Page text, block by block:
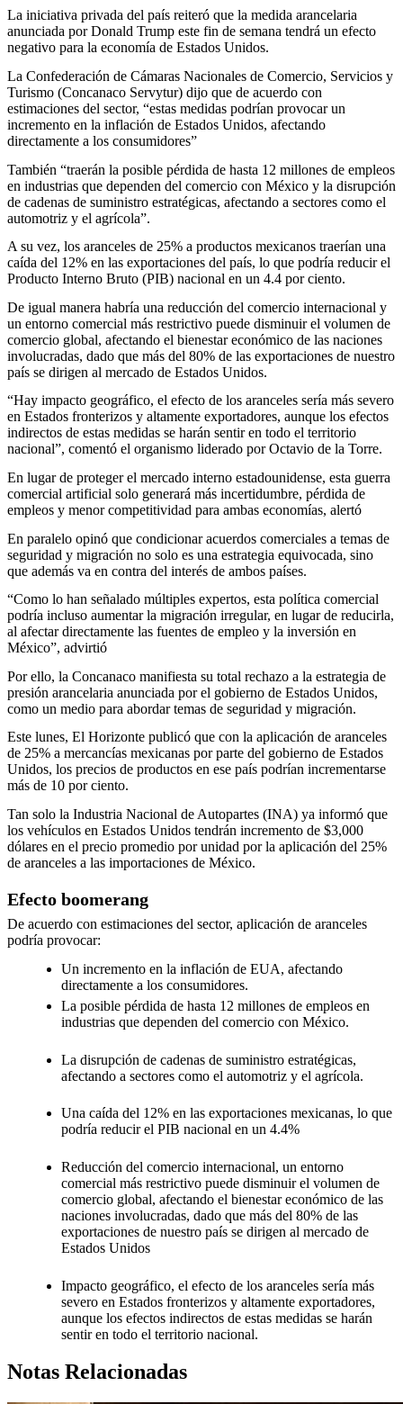
La iniciativa privada del país reiteró que la medida arancelaria
anunciada por Donald Trump este fin de semana tendrá un efecto
negativo para la economía de Estados Unidos.
La Confederación de Cámaras Nacionales de Comercio, Servicios y
Turismo (Concanaco Servytur) dijo que de acuerdo con
estimaciones del sector, “estas medidas podrían provocar un
incremento en la inflación de Estados Unidos, afectando
directamente a los consumidores”
También “traerán la posible pérdida de hasta 12 millones de empleos
en industrias que dependen del comercio con México y la disrupción
de cadenas de suministro estratégicas, afectando a sectores como el
automotriz y el agrícola”.
A su vez, los aranceles de 25% a productos mexicanos traerían una
caída del 12% en las exportaciones del país, lo que podría reducir el
Producto Interno Bruto (PIB) nacional en un 4.4 por ciento.
De igual manera habría una reducción del comercio internacional y
un entorno comercial más restrictivo puede disminuir el volumen de
comercio global, afectando el bienestar económico de las naciones
involucradas, dado que más del 80% de las exportaciones de nuestro
país se dirigen al mercado de Estados Unidos.
“Hay impacto geográfico, el efecto de los aranceles sería más severo
en Estados fronterizos y altamente exportadores, aunque los efectos
indirectos de estas medidas se harán sentir en todo el territorio
nacional”, comentó el organismo liderado por Octavio de la Torre.
En lugar de proteger el mercado interno estadounidense, esta guerra
comercial artificial solo generará más incertidumbre, pérdida de
empleos y menor competitividad para ambas economías, alertó
En paralelo opinó que condicionar acuerdos comerciales a temas de
seguridad y migración no solo es una estrategia equivocada, sino
que además va en contra del interés de ambos países.
“Como lo han señalado múltiples expertos, esta política comercial
podría incluso aumentar la migración irregular, en lugar de reducirla,
al afectar directamente las fuentes de empleo y la inversión en
México”, advirtió
Por ello, la Concanaco manifiesta su total rechazo a la estrategia de
presión arancelaria anunciada por el gobierno de Estados Unidos,
como un medio para abordar temas de seguridad y migración.
Este lunes, El Horizonte publicó que con la aplicación de aranceles
de 25% a mercancías mexicanas por parte del gobierno de Estados
Unidos, los precios de productos en ese país podrían incrementarse
más de 10 por ciento.
Tan solo la Industria Nacional de Autopartes (INA) ya informó que
los vehículos en Estados Unidos tendrán incremento de $3,000
dólares en el precio promedio por unidad por la aplicación del 25%
de aranceles a las importaciones de México.
Efecto boomerang
De acuerdo con estimaciones del sector, aplicación de aranceles
podría provocar:
Un incremento en la inflación de EUA, afectando
directamente a los consumidores.
La posible pérdida de hasta 12 millones de empleos en
industrias que dependen del comercio con México.
La disrupción de cadenas de suministro estratégicas,
afectando a sectores como el automotriz y el agrícola.
Una caída del 12% en las exportaciones mexicanas, lo que
podría reducir el PIB nacional en un 4.4%
Reducción del comercio internacional, un entorno
comercial más restrictivo puede disminuir el volumen de
comercio global, afectando el bienestar económico de las
naciones involucradas, dado que más del 80% de las
exportaciones de nuestro país se dirigen al mercado de
Estados Unidos
Impacto geográfico, el efecto de los aranceles sería más
severo en Estados fronterizos y altamente exportadores,
aunque los efectos indirectos de estas medidas se harán
sentir en todo el territorio nacional.
Notas Relacionadas